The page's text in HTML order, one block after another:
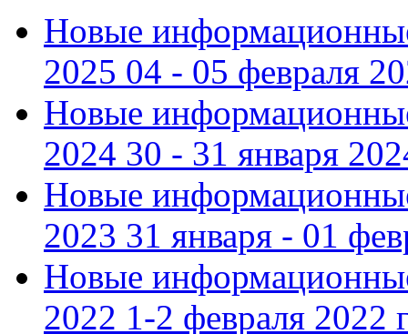
Новые
2025 04 - 05 февраля
Новые
2024 30 - 31 января
Новые
2023 31 января - 01
Новые
2022 1-2 февраля 2022